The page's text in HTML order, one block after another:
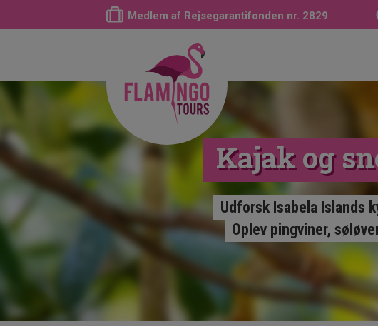
Medlem af Rejsegarantifonden nr. 2829
Kajak og
Udforsk Isabela Islands
Oplev pingviner,